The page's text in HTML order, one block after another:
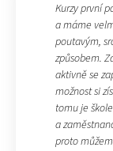
Kurzy první
a máme
poutavým,
způsobem.
aktivně se
možnost si
tomu je
a
proto